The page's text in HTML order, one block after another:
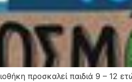
προσκαλεί παιδιά 9 – 12